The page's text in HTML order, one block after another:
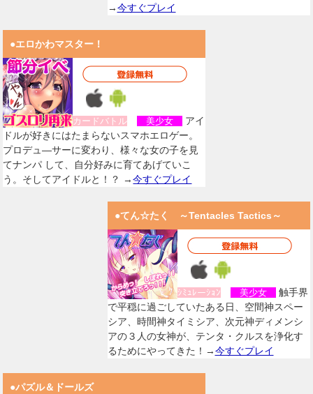
→今すぐプレイ
●エロかわマスター！
カードバトル 美少女
アイ
ドルが好きにはたまらないスマホエロゲー。
プロデュ―サーに変わり、様々な女の子を見
てナンパ して、自分好みに育てあげていこ
う。そしてアイドルと！？ →今すぐプレイ
●てん☆たく ～Tentacles Tactics～
ｼﾐｭﾚーｼｮﾝ 美少女
触手界
で平穏に過ごしていたある日、空間神スペー
シア、時間神タイミシア、次元神ディメンシ
アの３人の女神が、テンタ・クルスを浄化す
るためにやってきた！→今すぐプレイ
●パズル＆ドールズ